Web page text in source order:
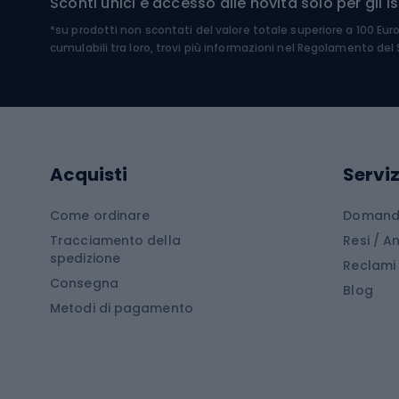
Costumi da bagno
Stivali da trekking
Scarponi da montagna
Scarponi da trekking
Sci
*su prodotti non scontati del valore totale superiore a 100
cumulabili tra loro, trovi più informazioni nel Regolamento del
Acquisti
Come ordinare
Tracciamento della
spedizione
Consegna
Metodi di pagamento
Resi /
Reclami
Blog